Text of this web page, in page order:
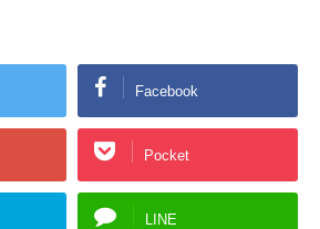
Facebook
Pocket
LINE